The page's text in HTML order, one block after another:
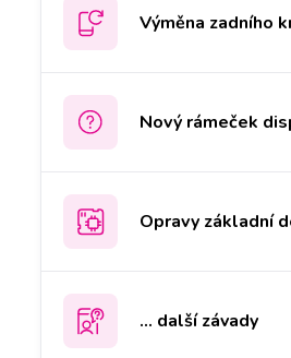
Výměna zadního
Nový rámeček
Opravy základní
... další závady